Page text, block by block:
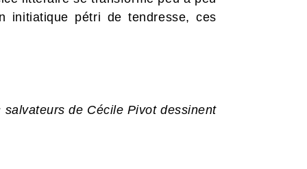
initiatique pétri de tendresse, ces
de Cécile Pivot dessinent